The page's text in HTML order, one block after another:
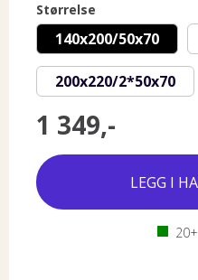
Størrelse
140x200/50x70
200x220/2*50x70
1 349,-
20+